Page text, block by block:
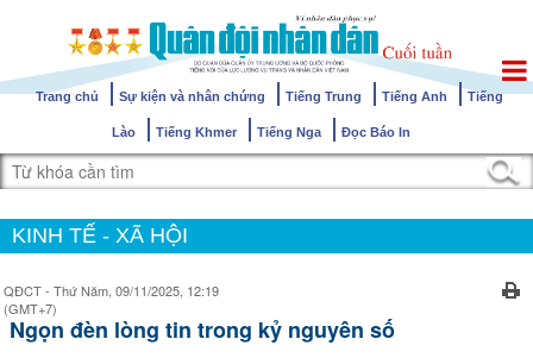
Trang chủ Sự kiện và nhân chứng Tiếng Trung Tiếng Anh Tiếng
Lào Tiếng Khmer Tiếng Nga Đọc Báo In
KINH TẾ - XÃ HỘI
QĐCT - Thứ Năm, 09/11/2025, 12:19
(GMT+7)
Ngọn đèn lòng tin trong kỷ nguyên số